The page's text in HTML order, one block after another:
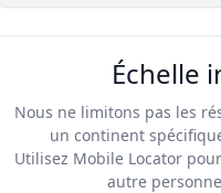
Échelle
Nous ne limitons pas les
un continent
Utilisez Mobile Locator
autre